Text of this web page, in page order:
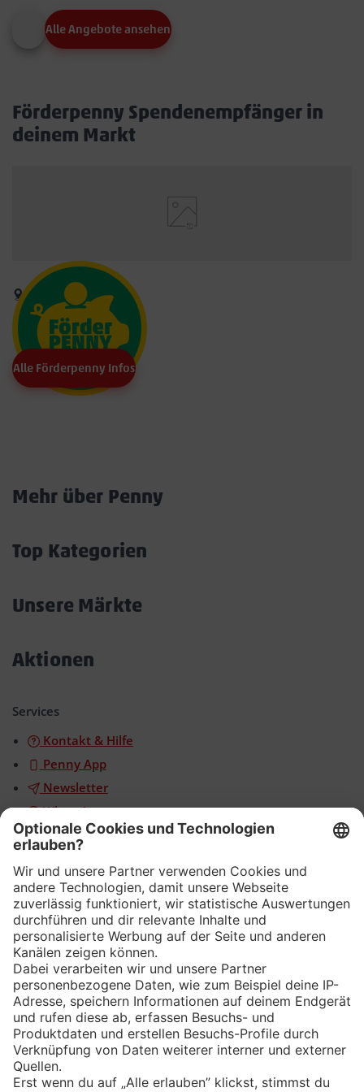
Alle Angebote ansehen
Förderpenny Spendenempfänger in
deinem Markt
Alle Förderpenny Infos
Mehr über Penny
Top Kategorien
Unsere Märkte
Aktionen
Services
Kontakt & Hilfe
Penny App
Newsletter
WhatsApp
App